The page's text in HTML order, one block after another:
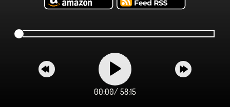
00:00/ 58:15